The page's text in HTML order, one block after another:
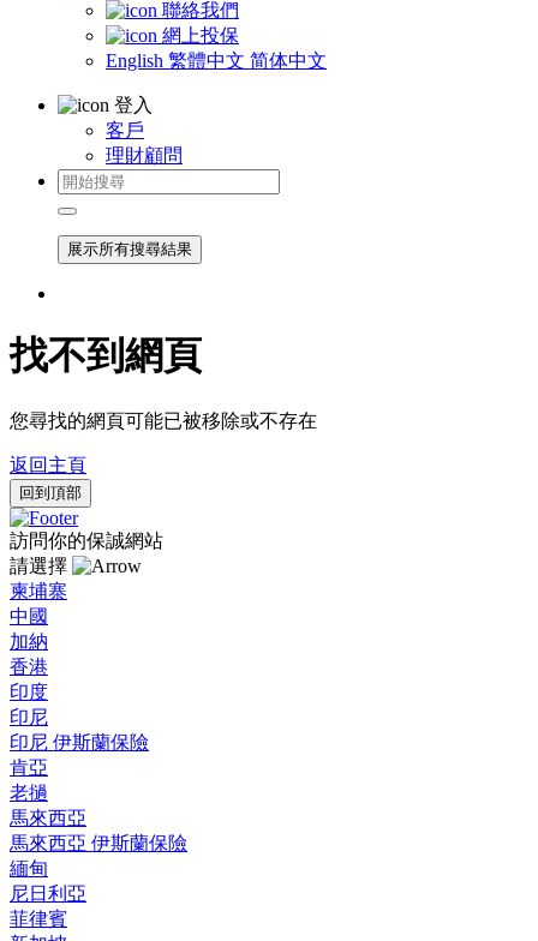
聯絡我們
網上投保
English 繁體中文 简体中文
登入
客戶
理財顧問
展示所有搜尋結果
找不到網頁
您尋找的網頁可能已被移除或不存在
返回主頁
回到頂部
訪問你的保誠網站
請選擇
柬埔寨
中國
加納
香港
印度
印尼
印尼 伊斯蘭保險
肯亞
老撾
馬來西亞
馬來西亞 伊斯蘭保險
緬甸
尼日利亞
菲律賓